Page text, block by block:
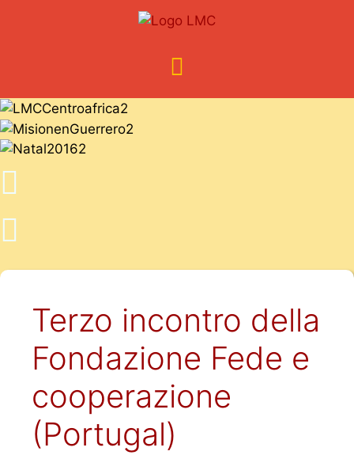
Terzo incontro della
Fondazione Fede e
cooperazione
(Portugal)